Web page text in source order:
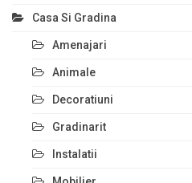
Casa Si Gradina
Amenajari
Animale
Decoratiuni
Gradinarit
Instalatii